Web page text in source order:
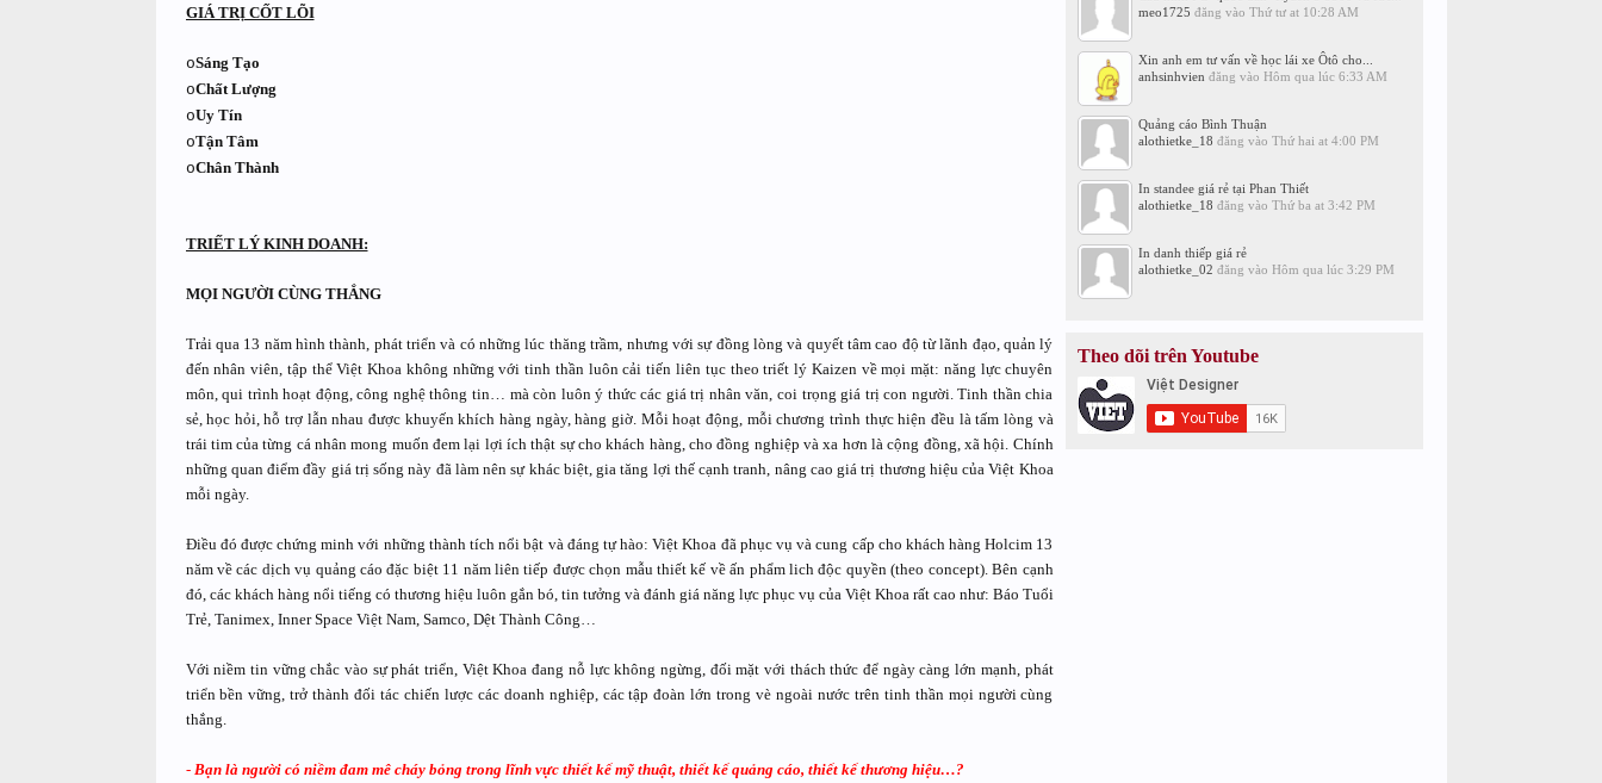
GIÁ TRỊ CỐT LÕI
oSáng Tạo
oChấtLượng
oUy Tín
oTận Tâm
oChân Thành
TRIẾT LÝ KINH DOANH:
MỌI NGƯỜI CÙNG THẮNG
Trải qua 13 năm hình thành, phát triển và có những lúc thăng trầm, nhưng với sự đồng lòng và quyết tâm cao độ từ lãnh đạo, quản lý
đến nhân viên, tập thể Việt Khoa không những với tinh thần luôn cải tiến liên tục theo triết lý Kaizen về mọi mặt: năng lực chuyên
môn, qui trình hoạt động, công nghệ thông tin… mà còn luôn ý thức các giá trị nhân văn, coi trọng giá trị con người. Tinh thần chia
sẻ, học hỏi, hỗ trợ lẫn nhau được khuyến khích hàng ngày, hàng giờ. Mỗi hoạt động, mỗi chương trình thực hiện đều là tấm lòng và
trái tim của từng cá nhân mong muốn đem lại lợi ích thật sự cho khách hàng, cho đồng nghiệp và xa hơn là cộng đồng, xã hội. Chính
những quan điểm đầy giá trị sống này đã làm nên sự khác biệt, gia tăng lợi thế cạnh tranh, nâng cao giá trị thương hiệu của Việt Khoa
mỗi ngày.
Điều đó được chứng minh với những thành tích nổi bật và đáng tự hào: Việt Khoa đã phục vụ và cung cấp cho khách hàng Holcim 13
năm về các dịch vụ quảng cáo đặc biệt 11 năm liên tiếp được chọn mẫu thiết kế về ấn phẩm lich độc quyền (theo concept). Bên cạnh
đó, các khách hàng nổi tiếng có thương hiệu luôn gắn bó, tin tưởng và đánh giá năng lực phục vụ của Việt Khoa rất cao như: Báo Tuổi
Trẻ, Tanimex, Inner Space Việt Nam, Samco, Dệt Thành Công…
Với niềm tin vững chắc vào sự phát triển, Việt Khoa đang nỗ lực không ngừng, đối mặt với thách thức để ngày càng lớn mạnh, phát
triển bền vững, trở thành đối tác chiến lược các doanh nghiệp, các tập đoàn lớn trong vè ngoài nước trên tinh thần mọi người cùng
thắng.
- Bạn là người có niềm đam mê cháy bỏng trong lĩnh vực thiết kế mỹ thuật, thiết kế quảng cáo, thiết kế thương hiệu…?
meo1725 đăng vào Thứ tư at 10:28 AM
Xin anh em tư vấn về học lái xe Ôtô cho...
anhsinhvien đăng vào Hôm qua lúc 6:33 AM
Quảng cáo Bình Thuận
alothietke_18 đăng vào Thứ hai at 4:00 PM
In standee giá rẻ tại Phan Thiết
alothietke_18 đăng vào Thứ ba at 3:42 PM
In danh thiếp giá rẻ
alothietke_02 đăng vào Hôm qua lúc 3:29 PM
Theo dõi trên Youtube